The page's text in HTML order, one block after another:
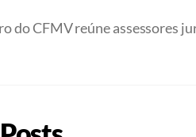
do CFMV reúne assessores